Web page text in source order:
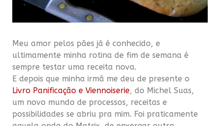
Meu amor pelos pães já é conhecido, e
ultimamente minha rotina de fim de semana é
sempre testar uma receita nova.
E depois que minha irmã me deu de presente o
Livro Panificação e Viennoiserie, do Michel Suas,
um novo mundo de processos, receitas e
possibilidades se abriu pra mim. Foi praticamente